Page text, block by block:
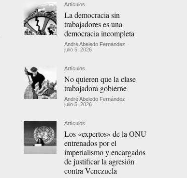
Artículos
La democracia sin
trabajadores es una
democracia incompleta
André Abeledo Fernández -
julio 5, 2026
Artículos
No quieren que la clase
trabajadora gobierne
André Abeledo Fernández -
julio 5, 2026
Artículos
Los «expertos» de la ONU
entrenados por el
imperialismo y encargados
de justificar la agresión
contra Venezuela